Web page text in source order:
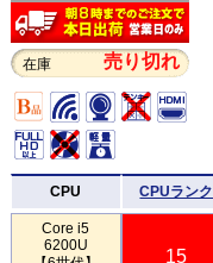
在庫 売り切れ
CPU CPUランク
Core i5
6200U
15